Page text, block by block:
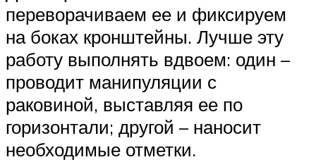
переворачиваем ее и фиксируем
на боках кронштейны. Лучше эту
работу выполнять вдвоем: один –
проводит манипуляции с
раковиной, выставляя ее по
горизонтали; другой – наносит
необходимые отметки.